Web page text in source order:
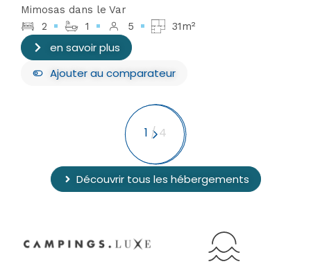
Mimosas dans le Var
2
1 5 31m²
en savoir plus
Ajouterau comparateur
1 /4
Découvrir tous les hébergements